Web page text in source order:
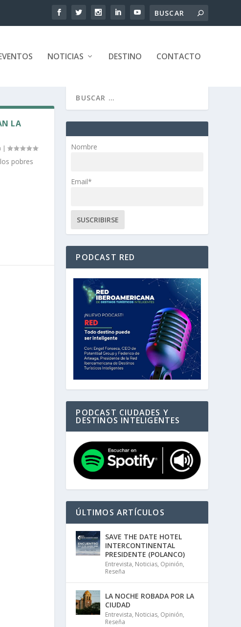
NOTICIAS DESTINO CONTACTO
LA
|
pobres
Nombre
Email*
PODCAST RED
PODCAST CIUDADES Y
DESTINOS INTELIGENTES
ÚLTIMOS ARTÍCULOS
SAVE THE DATE HOTEL
INTERCONTINENTAL
PRESIDENTE (POLANCO)
Entrevista, Noticias, Opinión,
Reseña
LA NOCHE ROBADA POR LA
CIUDAD
Entrevista, Noticias, Opinión,
Reseña